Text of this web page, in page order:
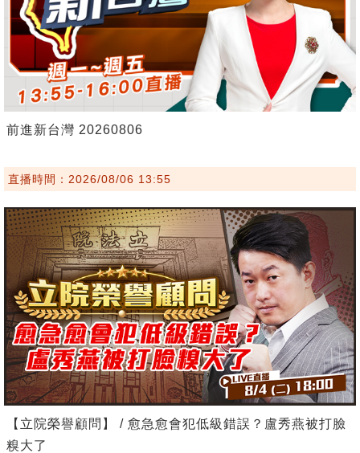
前進新台灣 20260806
直播時間：2026/08/06 13:55
【立院榮譽顧問】 / 愈急愈會犯低級錯誤？盧秀燕被打臉
糗大了